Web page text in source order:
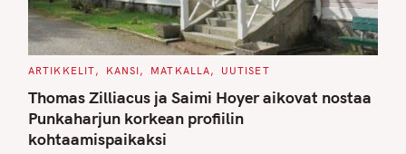
C
T
E
G
O
R
I
ARTIKKELIT KANSI MATKALLA UUTISET
Thomas Zilliacus ja Saimi Hoyer aikovat nostaa
Punkaharjun korkean profiilin
kohtaamispaikaksi